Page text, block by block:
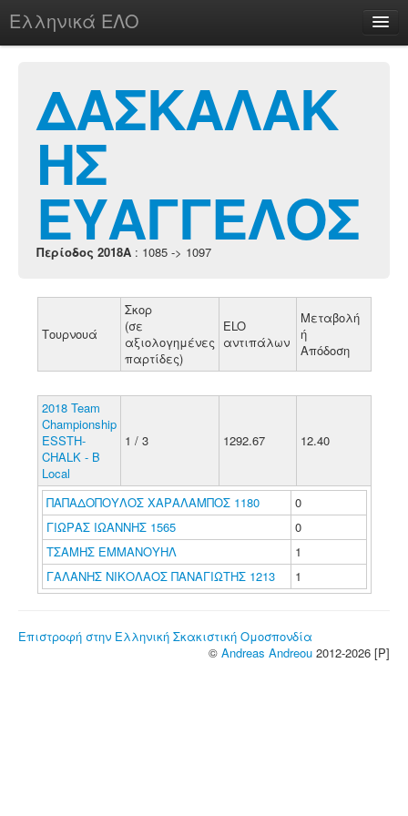
Ελληνικά ΕΛΟ
chesstu.be @ discord
Login
ΔΑΣΚΑΛΑΚ
ΗΣ
ΕΥΑΓΓΕΛΟΣ
Περίοδος 2018A : 1085 -> 1097
Τουρνουά
Σκορ
(σε
αξιολογημένες
παρτίδες)
ELO
αντιπάλων
Μεταβολή
ή
Απόδοση
2018 Team
Championship
ESSTH-
CHALK - B
Local
1 / 3 1292.67 12.40
ΠΑΠΑΔΟΠΟΥΛΟΣ ΧΑΡΑΛΑΜΠΟΣ 1180
0
ΓΙΩΡΑΣ ΙΩΑΝΝΗΣ 1565
0
ΤΣΑΜΗΣ ΕΜΜΑΝΟΥΗΛ
1
ΓΑΛΑΝΗΣ ΝΙΚΟΛΑΟΣ ΠΑΝΑΓΙΩΤΗΣ 1213
1
Επιστροφή στην Ελληνική Σκακιστική Ομοσπονδία
© Andreas Andreou 2012-2026 [P]